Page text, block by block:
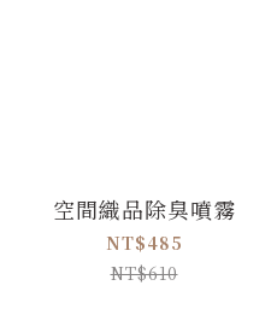
空間織品除臭噴霧
NT$485
NT$610